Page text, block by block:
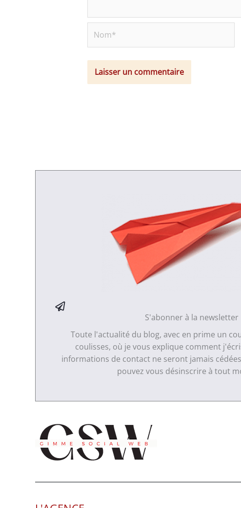
S'abonner à la newsletter
Toute l'actualité du blog, avec en prime un
coulisses, où je vous explique comment
informations de contact ne seront jamais
pouvez vous désinscrire à tout